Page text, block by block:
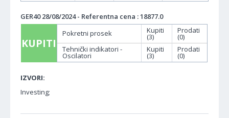
GER40 28/08/2024 - Referentna cena : 18877.0
KUPITI
Pokretni prosek Kupiti
(3)
Prodati
(0)
Tehnički indikatori -
Oscilatori
Kupiti
(3)
Prodati
(0)
IZVORI:
Investing;